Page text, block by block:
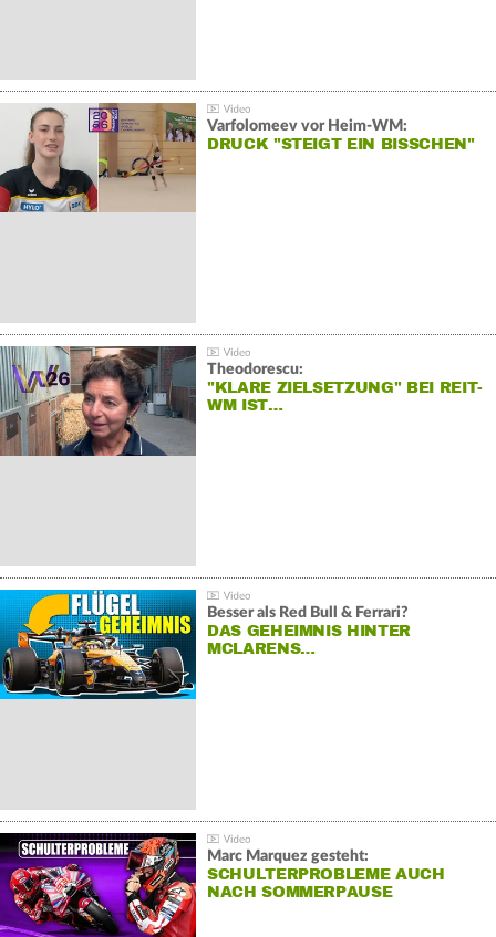
Varfolomeev vor Heim-WM:
DRUCK "STEIGT EIN BISSCHEN"
Theodorescu:
"KLARE ZIELSETZUNG" BEI REIT-
WM IST…
Besser als Red Bull & Ferrari?
DAS GEHEIMNIS HINTER
MCLARENS…
Marc Marquez gesteht:
SCHULTERPROBLEME AUCH
NACH SOMMERPAUSE